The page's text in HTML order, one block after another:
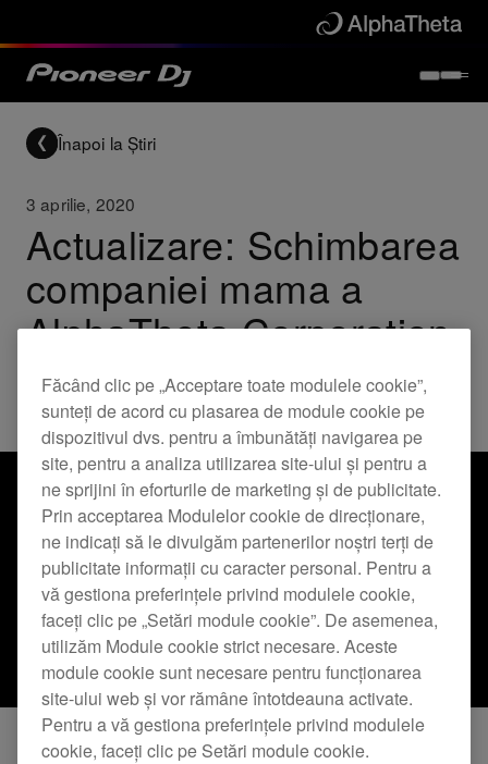
Înapoi la Știri
3 aprilie, 2020
Actualizare: Schimbarea
companiei mama a
AlphaTheta Corporation
Company
Făcând clic pe „Acceptare toate modulele cookie”,
sunteți de acord cu plasarea de module cookie pe
dispozitivul dvs. pentru a îmbunătăți navigarea pe
site, pentru a analiza utilizarea site-ului și pentru a
ne sprijini în eforturile de marketing și de publicitate.
Prin acceptarea Modulelor cookie de direcționare,
ne indicați să le divulgăm partenerilor noștri terți de
publicitate informații cu caracter personal. Pentru a
vă gestiona preferințele privind modulele cookie,
faceți clic pe „Setări module cookie”. De asemenea,
utilizăm Module cookie strict necesare. Aceste
module cookie sunt necesare pentru funcționarea
site-ului web și vor rămâne întotdeauna activate.
Pentru a vă gestiona preferințele privind modulele
cookie, faceți clic pe Setări module cookie.